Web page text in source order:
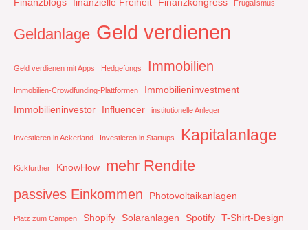
Finanzblogs finanzielle Freiheit Finanzkongress Frugalismus
Geldanlage Geld verdienen
Geld verdienen mit Apps Hedgefongs Immobilien
Immobilien-Crowdfunding-Plattformen
Immobilieninvestment
Immobilieninvestor
Influencer institutionelle Anleger
Investieren in Ackerland Investieren in Startups Kapitalanlage
Kickfurther KnowHow mehr Rendite
passives Einkommen Photovoltaikanlagen
Platz zum Campen Shopify Solaranlagen Spotify T-Shirt-Design